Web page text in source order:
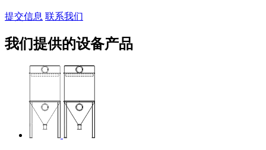
提交信息 联系我们
我们提供的设备产品